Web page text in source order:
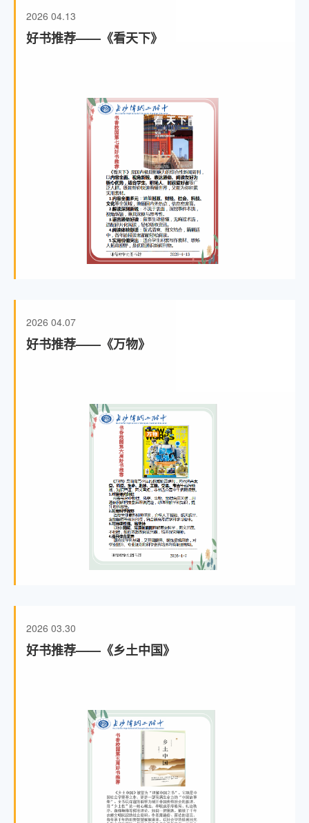
2026 04.13
好书推荐——《看天下》
2026 04.07
好书推荐——《万物》
2026 03.30
好书推荐——《乡土中国》